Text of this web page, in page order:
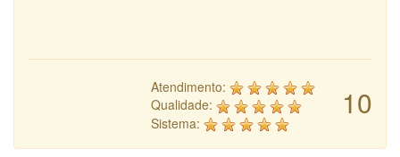
10
Atendimento:
Qualidade:
Sistema: